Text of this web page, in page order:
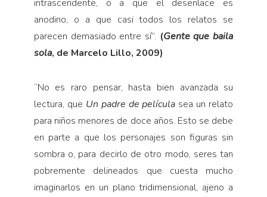
intrascendente, o a que el desenlace es
anodino, o a que casi todos los relatos se
parecen demasiado entre sí”. (Gente que baila
sola, de Marcelo Lillo, 2009)
“No es raro pensar, hasta bien avanzada su
lectura, que Un padre de película sea un relato
para niños menores de doce años. Esto se debe
en parte a que los personajes son figuras sin
sombra o, para decirlo de otro modo, seres tan
pobremente delineados que cuesta mucho
imaginarlos en un plano tridimensional, ajeno a